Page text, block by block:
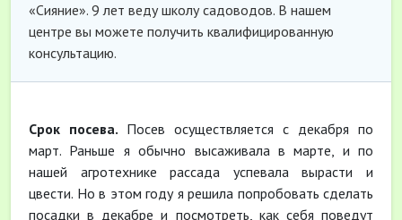
«Сияние». 9 лет веду школу садоводов. В нашем
центре вы можете получить квалифицированную
консультацию.
Срок посева. Посев осуществляется с декабря по
март. Раньше я обычно высаживала в марте, и по
нашей агротехнике рассада успевала вырасти и
цвести. Но в этом году я решила попробовать сделать
посадки в декабре и посмотреть, как себя поведут